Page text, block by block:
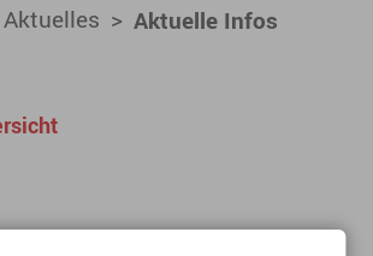
Aktuelles Aktuelle Infos